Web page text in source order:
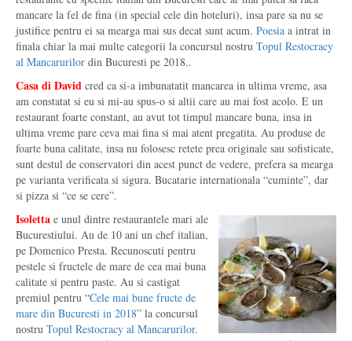
mancare la fel de fina (in special cele din hoteluri), insa pare sa nu se
justifice pentru ei sa mearga mai sus decat sunt acum. Poesia a intrat in
finala chiar la mai multe categorii la concursul nostru Topul Restocracy
al Mancarurilor din Bucuresti pe 2018..
Casa di David cred ca si-a imbunatatit mancarea in ultima vreme, asa
am constatat si eu si mi-au spus-o si altii care au mai fost acolo. E un
restaurant foarte constant, au avut tot timpul mancare buna, insa in
ultima vreme pare ceva mai fina si mai atent pregatita. Au produse de
foarte buna calitate, insa nu folosesc retete prea originale sau sofisticate,
sunt destul de conservatori din acest punct de vedere, prefera sa mearga
pe varianta verificata si sigura. Bucatarie internationala “cuminte”, dar
si pizza si “ce se cere”.
Isoletta e unul dintre restaurantele mari ale
Bucurestiului. Au de 10 ani un chef italian,
pe Domenico Presta. Recunoscuti pentru
pestele si fructele de mare de cea mai buna
calitate si pentru paste. Au si castigat
premiul pentru “Cele mai bune fructe de
mare din Bucuresti in 2018” la concursul
nostru Topul Restocracy al Mancarurilor.